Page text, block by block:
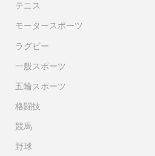
テニス
モータースポーツ
ラグビー
一般スポーツ
五輪スポーツ
格闘技
競馬
野球